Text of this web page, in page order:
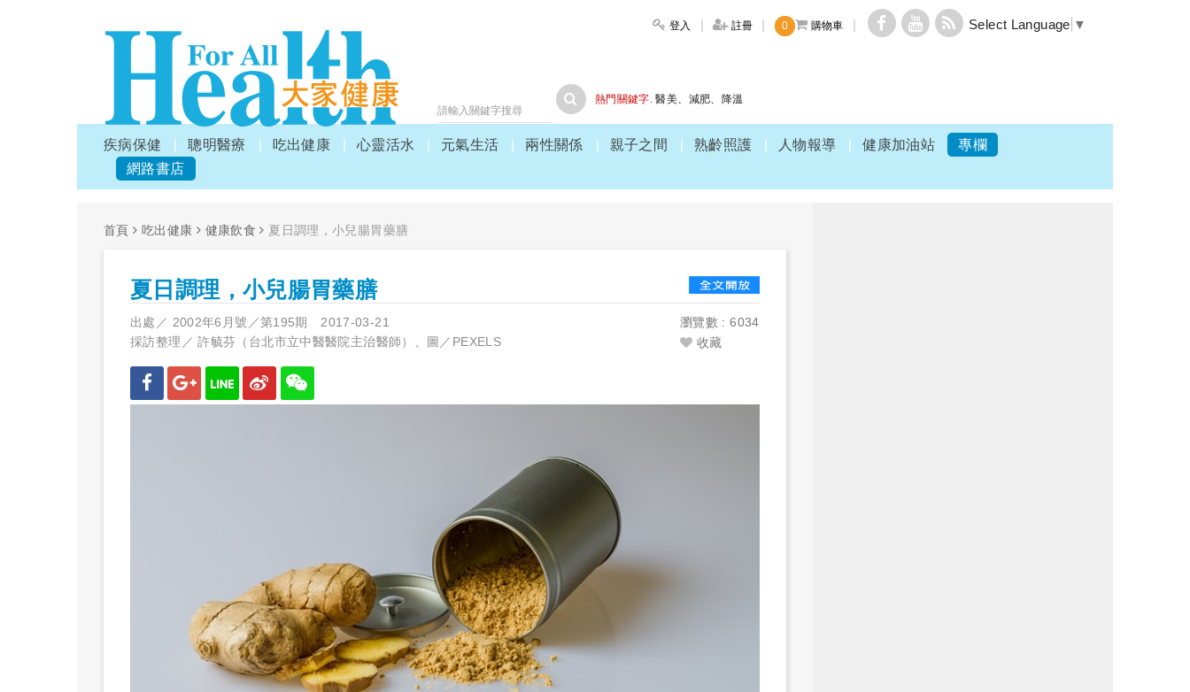
登入 註冊 0 購物車 Select Language ▼
熱門關鍵字. 醫美、 減肥、 降溫
疾病保健 聰明醫療 吃出健康 心靈活水 元氣生活 兩性關係 親子之間 熟齡照護 人物報導 健康加油站
專欄
網路書店
首頁 吃出健康 健康飲食 夏日調理，小兒腸胃藥膳
夏日調理，小兒腸胃藥膳
出處／ 2002年6月號／第195期 2017-03-21
採訪整理／ 許毓芬（台北市立中醫醫院主治醫師）、圖／PEXELS
瀏覽數 : 6034
收藏